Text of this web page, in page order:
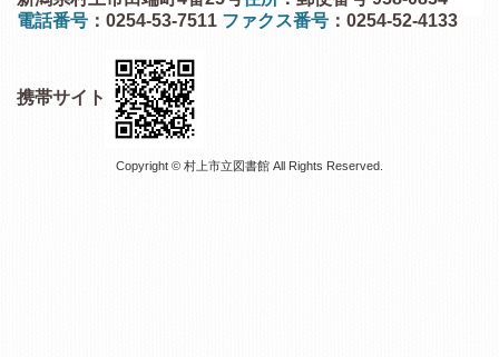
電話番号 ：0254-53-7511 ファクス番号 ：0254-52-4133
携帯サイト
Copyright © 村上市立図書館 All Rights Reserved.